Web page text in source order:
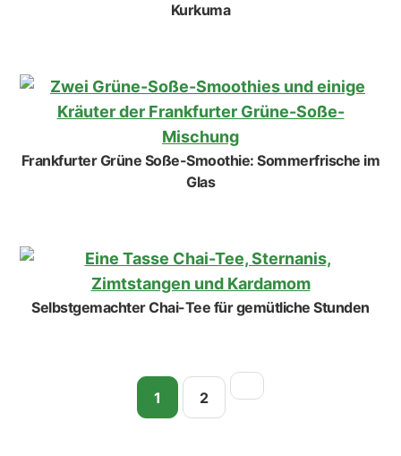
Kurkuma
Frankfurter Grüne Soße-Smoothie: Sommerfrische im
Glas
Selbstgemachter Chai-Tee für gemütliche Stunden
Seite
1 Seite
2